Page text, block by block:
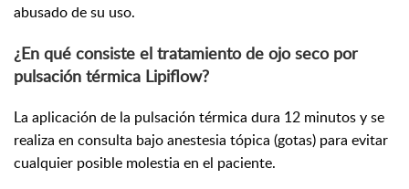
abusado de su uso.
¿En qué consiste el tratamiento de ojo seco por
pulsación térmica Lipiflow?
La aplicación de la pulsación térmica dura 12 minutos y se
realiza en consulta bajo anestesia tópica (gotas) para evitar
cualquier posible molestia en el paciente.